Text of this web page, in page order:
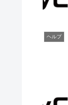
ヘルプ